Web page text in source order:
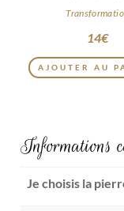
14€
AJOUTER AU
Informations
Je choisis la